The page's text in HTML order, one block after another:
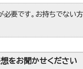
要です。お持ちでない
想をお聞かせください